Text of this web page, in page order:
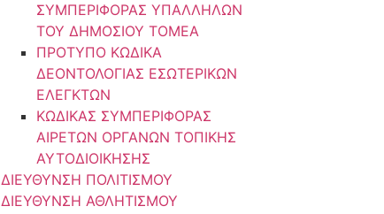
ΣΥΜΠΕΡΙΦΟΡΑΣ ΥΠΑΛΛΗΛΩΝ
ΤΟΥ ΔΗΜΟΣΙΟΥ ΤΟΜΕΑ
ΠΡΟΤΥΠΟ ΚΩΔΙΚΑ
ΔΕΟΝΤΟΛΟΓΙΑΣ ΕΣΩΤΕΡΙΚΩΝ
ΕΛΕΓΚΤΩΝ
ΚΩΔΙΚΑΣ ΣΥΜΠΕΡΙΦΟΡΑΣ
ΑΙΡΕΤΩΝ ΟΡΓΑΝΩΝ ΤΟΠΙΚΗΣ
ΑΥΤΟΔΙΟΙΚΗΣΗΣ
ΔΙΕΥΘΥΝΣΗ ΠΟΛΙΤΙΣΜΟΥ
ΔΙΕΥΘΥΝΣΗ ΑΘΛΗΤΙΣΜΟΥ